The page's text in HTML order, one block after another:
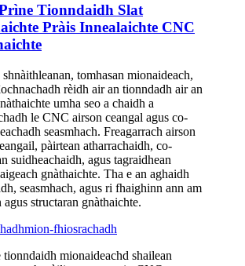
Tionndaidh Slat
Pràis Innealaichte CNC
tomhasan mionaideach,
rèidh air an tionndadh air an
umha seo a chaidh a
le CNC airson ceangal agus co-
seasmhach. Freagarrach airson
pàirtean atharrachaidh, co-
suidheachaidh, agus tagraidhean
gnàthaichte. Tha e an aghaidh
seasmhach, agus ri fhaighinn ann am
agus structaran gnàthaichte.
mion-fhiosrachadh